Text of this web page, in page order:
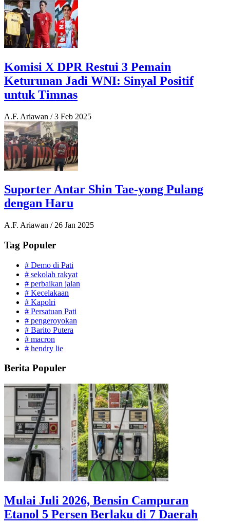
Komisi X DPR Restui 3 Pemain
Keturunan Jadi WNI: Sinyal Positif
untuk Timnas
A.F. Ariawan / 3 Feb 2025
Suporter Antar Shin Tae-yong Pulang
dengan Haru
A.F. Ariawan / 26 Jan 2025
Tag Populer
# Demo di Pati
# sekolah rakyat
# perbaikan jalan
# Kecelakaan
# Kapolri
# Persatuan Pati
# pengeroyokan
# Barito Putera
# macron
# hendry lie
Berita Populer
Mulai Juli 2026, Bensin Campuran
Etanol 5 Persen Berlaku di 7 Daerah